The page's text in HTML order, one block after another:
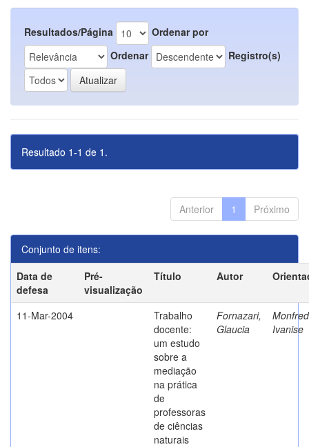
Resultados/Página
Ordenar por
Ordenar
Registro(s)
Resultado 1-1 de 1.
Anterior 1 Próximo
Conjunto de itens:
Data de
defesa
Pré-
visualização
Título Autor
11-Mar-2004
Trabalho
docente:
um estudo
sobre a
mediação
na prática
de
professoras
de ciências
naturais
Fornazari,
Glaucia
Ivanise